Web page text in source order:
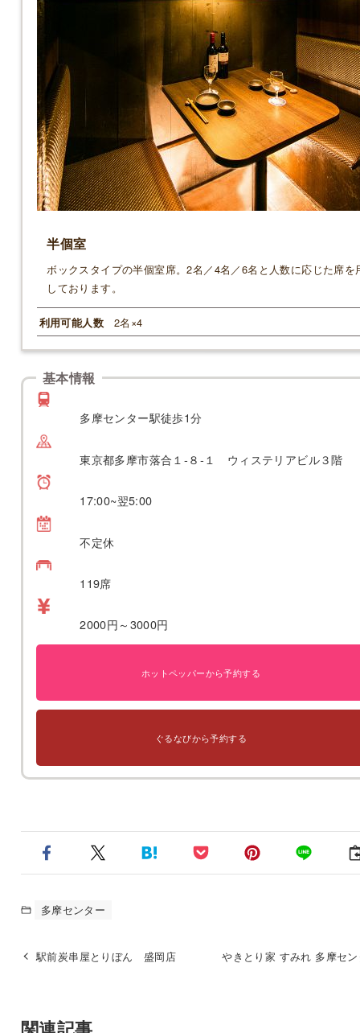
半個室
ボックスタイプの半個室席。2名／4名／6名と人数に応じた席を
しております。
利用可能人数 2名×4
基本情報
多摩センター駅徒歩1分
東京都多摩市落合１-８-１ ウィステリアビル３階
17:00~翌5:00
不定休
119席
2000円～3000円
ホットペッパーから予約する
ぐるなびから予約する
多摩センター
駅前炭串屋とりぼん 盛岡店 やきとり家 すみれ 多摩セ